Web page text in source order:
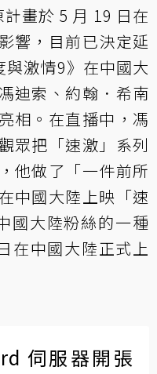
畫於 5 月 19 日在
響，目前已決定延
激情9》在中國大
迪索、約翰．希南
相。在直播中，馮
眾把「速激」系列
他做了「一件前所
中國大陸上映「速
國大陸粉絲的一種
在中國大陸正式上
伺服器開張